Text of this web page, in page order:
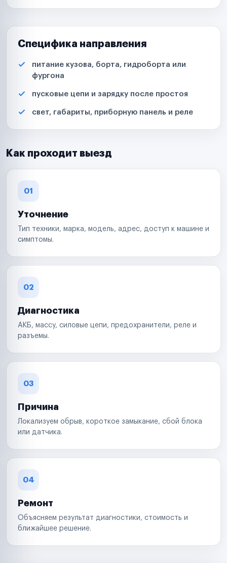
Специфика направления
питание кузова, борта, гидроборта или
фургона
пусковые цепи и зарядку после простоя
свет, габариты, приборную панель и реле
Как проходит выезд
01
Уточнение
Тип техники, марка, модель, адрес, доступ к машине и
симптомы.
02
Диагностика
АКБ, массу, силовые цепи, предохранители, реле и
разъемы.
03
Причина
Локализуем обрыв, короткое замыкание, сбой блока
или датчика.
04
Ремонт
Объясняем результат диагностики, стоимость и
ближайшее решение.